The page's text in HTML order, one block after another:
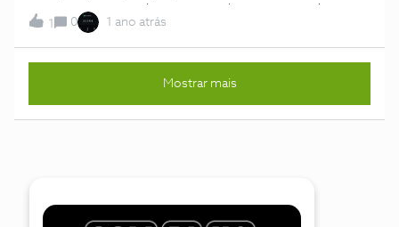
seguinte começava depois, tornando-se impossível ver o
Leste Oeste inteiro.Agradecia que pudessem enviar a
sugestão de: com um script simples, varrer a programação e
detectar sempre que um programa termina antes do outro
começar, e caso aconteça, lançar alerta.É simples, basta ver
por exemplo que um começa às 13h00, e dura 40m, ou seja
termina às 13h40. E o outro começa imaginem às 13h44,
pudessem ver os programas completos.Acontece muito e
1 0 1 ano atrás
Mostrar mais